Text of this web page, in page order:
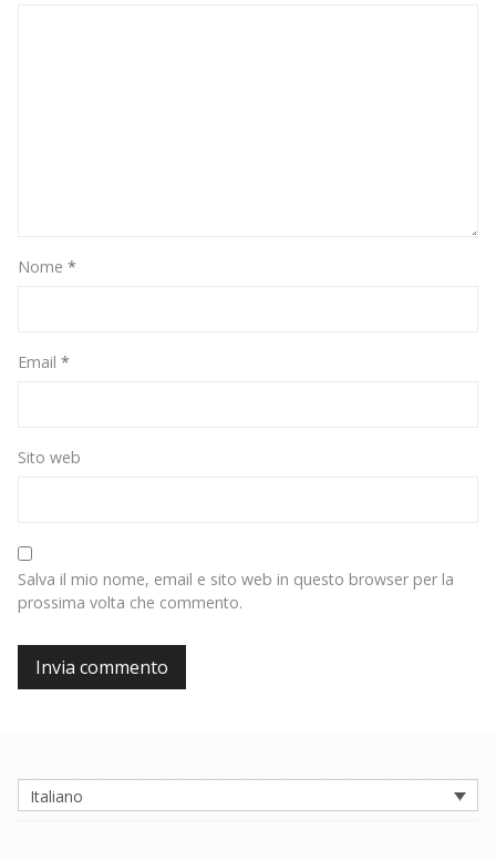
Nome *
Email *
Sito web
Salva il mio nome, email e sito web in questo browser per la
prossima volta che commento.
Italiano